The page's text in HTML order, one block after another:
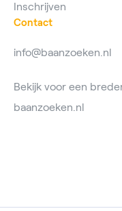
Inschrijven
Contact
info@baanzoeken.nl
Bekijk voor een
baanzoeken.nl